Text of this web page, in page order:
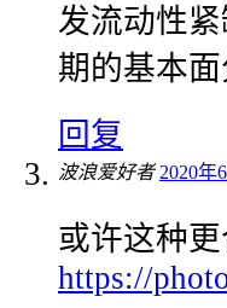
发流动性
期的基本面
回复
波浪爱好者 2020年
或许这种更
https://